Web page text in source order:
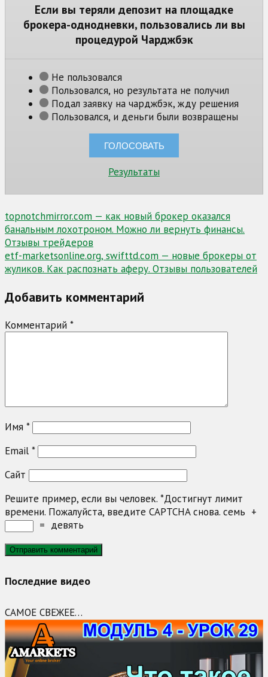
Если вы теряли депозит на площадке
брокера-однодневки, пользовались ли вы
процедурой Чарджбэк
Не пользовался
Пользовался, но результата не получил
Подал заявку на чарджбэк, жду решения
Пользовался, и деньги были возвращены
Результаты
Навигация
по
записям
topnotchmirror.com — как новый брокер оказался
банальным лохотроном. Можно ли вернуть финансы.
Отзывы трейдеров
etf-marketsonline.org, swifttd.com — новые брокеры от
жуликов. Как распознать аферу. Отзывы пользователей
Добавить комментарий
Комментарий *
Имя *
Email *
Сайт
Решите пример, если вы человек. *Достигнут лимит
времени. Пожалуйста, введите CAPTCHA снова. семь +
= девять
Последние видео
САМОЕ СВЕЖЕЕ…